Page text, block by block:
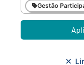
Gestão
Inovação e
Inteligência
Meio